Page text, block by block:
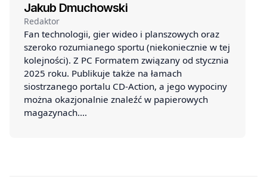
Jakub Dmuchowski
Redaktor
Fan technologii, gier wideo i planszowych oraz
szeroko rozumianego sportu (niekoniecznie w tej
kolejności). Z PC Formatem związany od stycznia
2025 roku. Publikuje także na łamach
siostrzanego portalu CD-Action, a jego wypociny
można okazjonalnie znaleźć w papierowych
magazynach.…